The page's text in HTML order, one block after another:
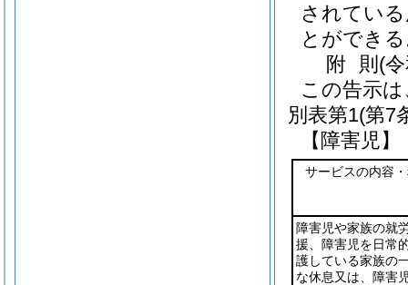
されてい
とができ
附 則 (
この告示
別表第1(第7
【障害児】
サービスの内容
障害児や家族の就
援、障害児を日常
護している家族の
な休息又は、障害